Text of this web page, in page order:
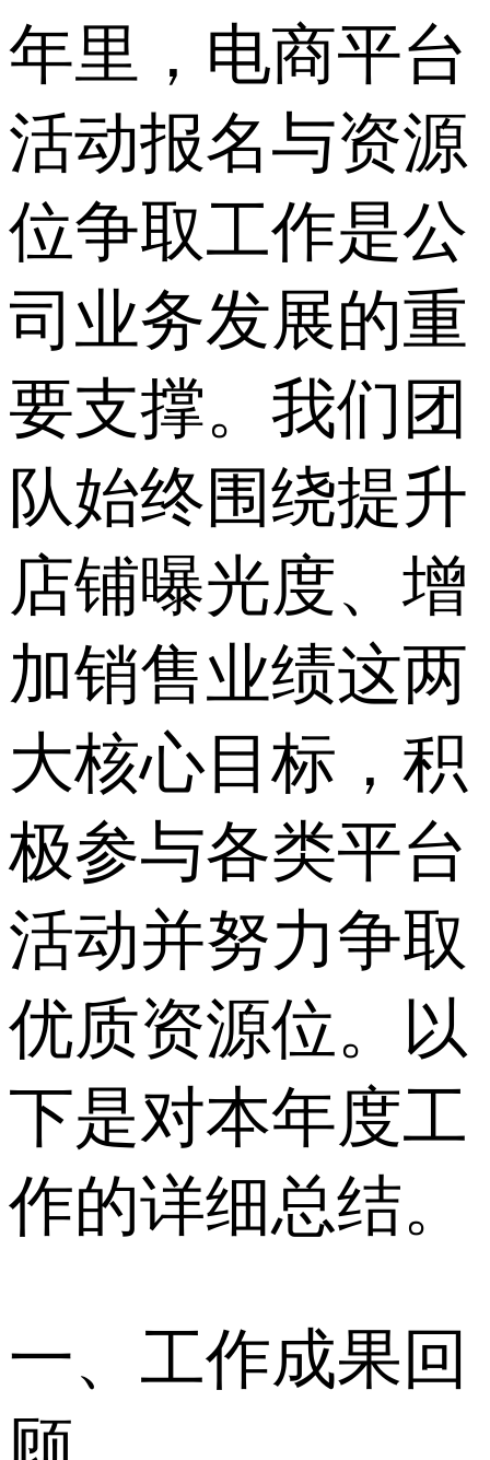
年里，电商平台
活动报名与资源
位争取工作是公
司业务发展的重
要支撑。我们团
队始终围绕提升
店铺曝光度、增
加销售业绩这两
大核心目标，积
极参与各类平台
活动并努力争取
优质资源位。以
下是对本年度工
作的详细总结。
一、工作成果回